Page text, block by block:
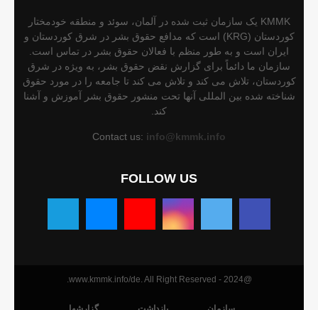
KMMK یک سازمان ثبت شده در آلمان، سوئد و منطقه خودمختار
کوردستان (KRG) است که مدافع حقوق بشر در شرق کوردستان و
ایران است و به طور منظم با فعالان حقوق بشر در تماس است.
سازمان ما دائماً برای گزارش نقض حقوق بشر، به ویژه در شرق
کوردستان، تلاش می کند و تلاش می کند تا جامعه را در مورد حقوق
شناخته شده بین المللی آنها تحت منشور حقوق بشر آموزش و آشنا
کند.
Contact us: info@kmmk.info
FOLLOW US
@2024 - www.kmmk.info/de. All Right Reserved.